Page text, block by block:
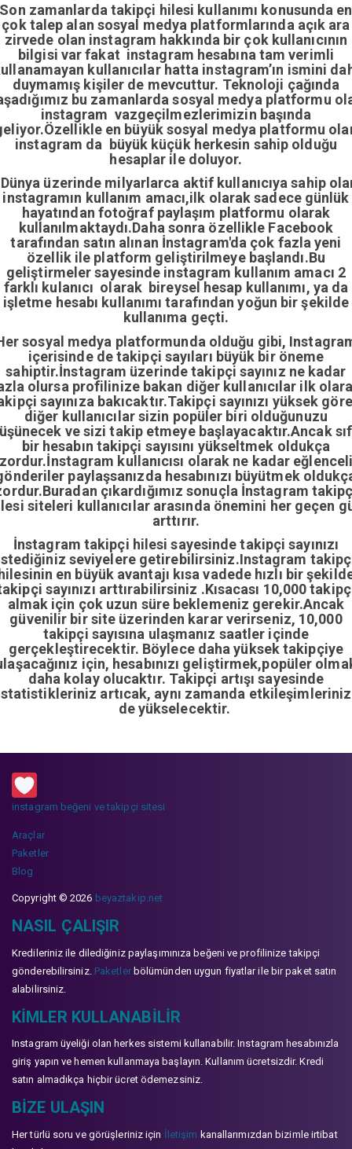
Son zamanlarda takipçi hilesi kullanımı konusunda en
çok talep alan sosyal medya platformlarında açık ara
zirvede olan instagram hakkında bir çok kullanıcının
bilgisi var fakat instagram hesabına tam verimli
kullanıcılar hatta instagram’ın ismini
duymamış kişiler de mevcuttur. Teknoloji çağında
bu zamanlarda sosyal medya platformu
instagram vazgeçilmezlerimizin başında
en büyük sosyal medya platformu
instagram da büyük küçük herkesin sahip olduğu
hesaplar ile doluyor.
üzerinde milyarlarca aktif kullanıcıya sahip
instagramın kullanım amacı,ilk olarak sadece günlük
hayatından fotoğraf paylaşım platformu olarak
kullanılmaktaydı.Daha sonra özellikle Facebook
tarafından satın alınan İnstagram'da çok fazla yeni
özellik ile platform geliştirilmeye başlandı.Bu
geliştirmeler sayesinde instagram kullanım amacı 2
farklı kulanıcı olarak bireysel hesap kullanımı, ya da
işletme hesabı kullanımı tarafından yoğun bir şekilde
kullanıma geçti.
sosyal medya platformunda olduğu gibi,
içerisinde de takipçi sayıları büyük bir öneme
sahiptir.İnstagram üzerinde takipçi sayınız ne kadar
olursa profilinize bakan diğer kullanıcılar ilk
sayınıza bakıcaktır.Takipçi sayınızı yüksek
diğer kullanıcılar sizin popüler biri olduğunuzu
ve sizi takip etmeye başlayacaktır.Ancak
bir hesabın takipçi sayısını yükseltmek oldukça
kullanıcısı olarak ne kadar
paylaşsanızda hesabınızı büyütmek
çıkardığımız sonuçla İnstagram
siteleri kullanıcılar arasında önemini her geçen
arttırır.
İnstagram takipçi hilesi sayesinde takipçi sayınızı
seviyelere getirebilirsiniz.Instagram
en büyük avantajı kısa vadede hızlı bir
sayınızı arttırabilirsiniz .Kısacası 10,000
almak için çok uzun süre beklemeniz gerekir.Ancak
güvenilir bir site üzerinden karar verirseniz, 10,000
takipçi sayısına ulaşmanız saatler içinde
gerçekleştirecektir. Böylece daha yüksek takipçiye
için, hesabınızı geliştirmek,popüler
daha kolay olucaktır. Takipçi artışı sayesinde
artıcak, aynı zamanda
de yükselecektir.
instagram beğeni ve takipçi sitesi
Araçlar
Paketler
Blog
Copyright © 2026 beyaztakip.net
NASIL ÇALIŞIR
Kredileriniz ile dilediğiniz paylaşımınıza beğeni ve profilinize takipçi
gönderebilirsiniz. Paketlerbölümünden uygun fiyatlar ile bir paket satın
alabilirsiniz.
KIMLER KULLANABILIR
Instagram üyeliği olan herkes sistemi kullanabilir. Instagram hesabınızla
giriş yapın ve hemen kullanmaya başlayın. Kullanım ücretsizdir. Kredi
satın almadıkça hiçbir ücret ödemezsiniz.
BIZE ULAŞIN
Her türlü soru ve görüşleriniz için İletişim kanallarımızdan bizimle irtibat